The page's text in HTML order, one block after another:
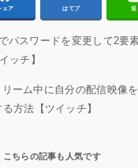
ェア はてブ 送
パスワードを変更して2要
ッチ】
ーム中に自分の配信映像
方法【ツイッチ】